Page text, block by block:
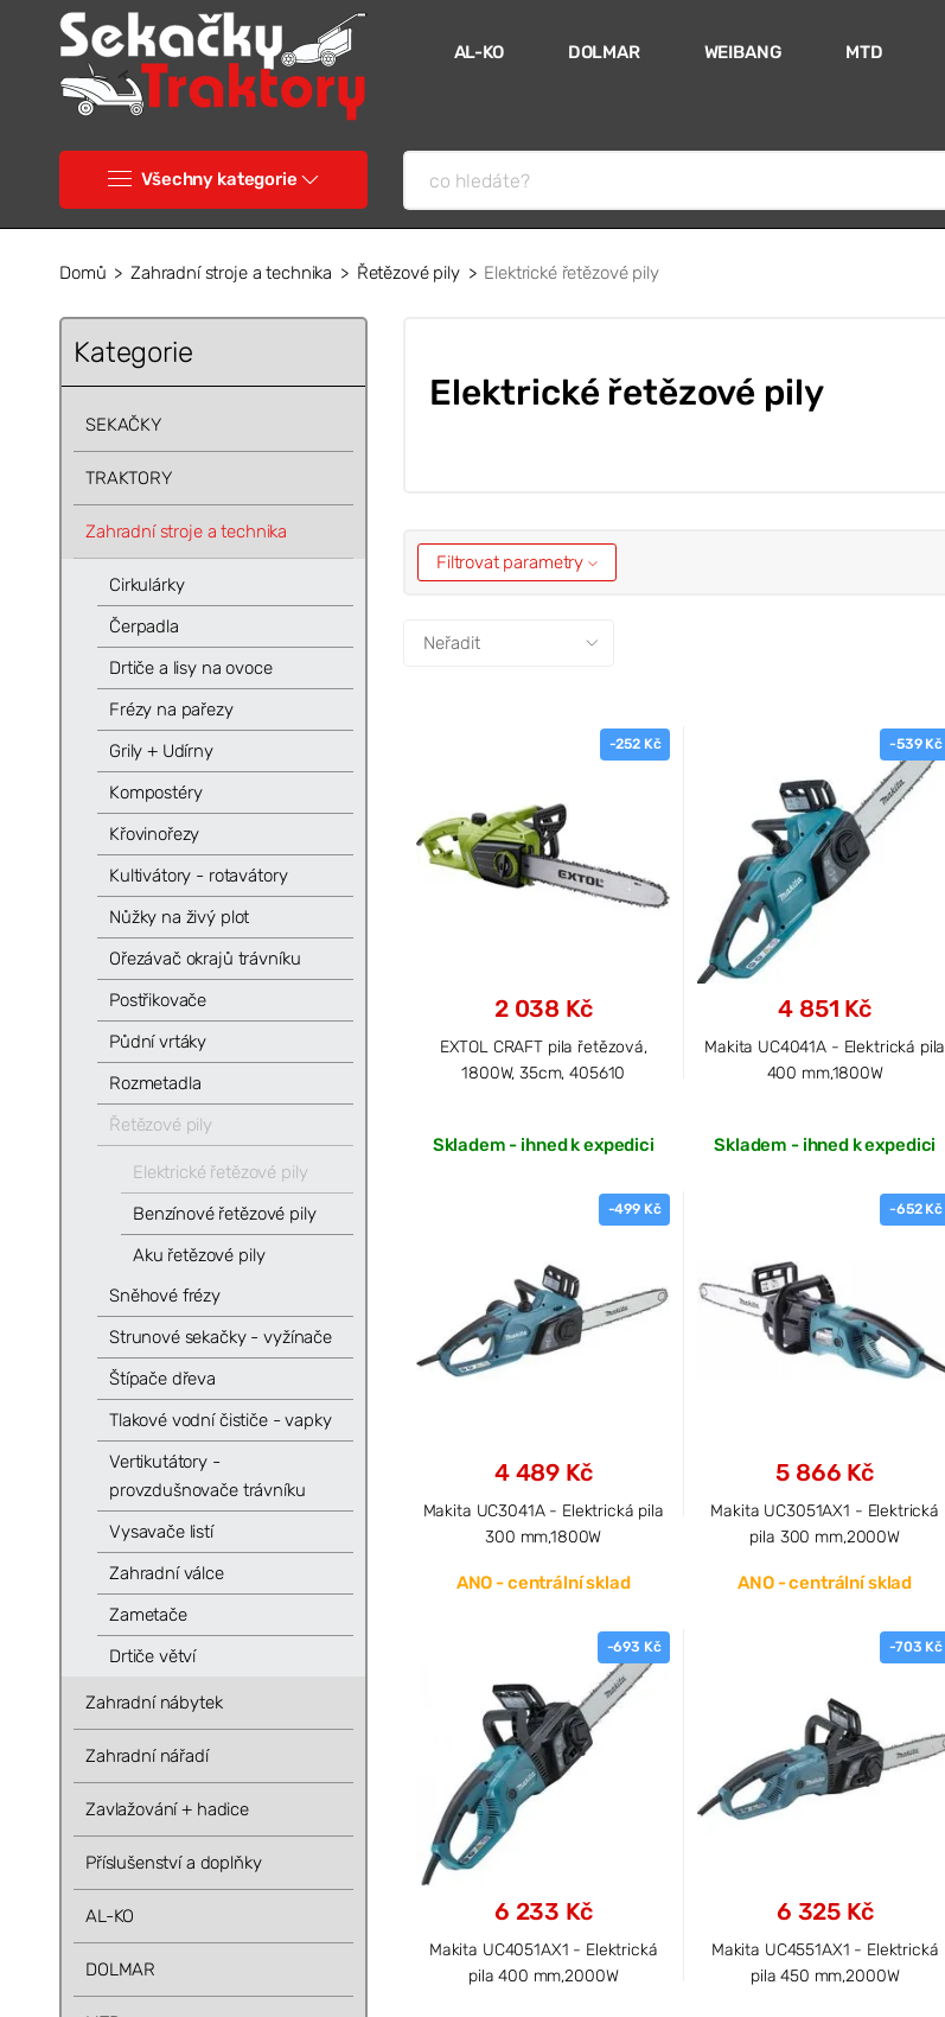
AL-KO DOLMAR WEIBANG MTD
Všechny kategorie
Domů Zahradní stroje a technika Řetězové pily Elektrické řetězové pily
Kategorie
SEKAČKY
TRAKTORY
Zahradní stroje a technika
Cirkulárky
Čerpadla
Drtiče a lisy na ovoce
Frézy na pařezy
Grily + Udírny
Kompostéry
Křovinořezy
Kultivátory - rotavátory
Nůžky na živý plot
Ořezávač okrajů trávníku
Postřikovače
Půdní vrtáky
Rozmetadla
Řetězové pily
Elektrické řetězové pily
Benzínové řetězové pily
Aku řetězové pily
Sněhové frézy
Strunové sekačky - vyžínače
Štípače dřeva
Tlakové vodní čističe - vapky
Vertikutátory -
provzdušnovače trávníku
Vysavače listí
Zahradní válce
Zametače
Drtiče větví
Zahradní nábytek
Zahradní nářadí
Zavlažování + hadice
Příslušenství a doplňky
AL-KO
DOLMAR
Elektrické řetězové pily
Filtrovat parametry
-252 Kč
2 038 Kč
EXTOL CRAFT pila řetězová,
1800W, 35cm, 405610
Skladem - ihned k expedici
-539 Kč
4 851 Kč
Makita UC4041A - Elektrická pila
400 mm,1800W
Skladem - ihned k expedici
-499 Kč
4 489 Kč
Makita UC3041A - Elektrická pila
300 mm,1800W
ANO - centrální sklad
-652 Kč
5 866 Kč
Makita UC3051AX1 - Elektrická
pila 300 mm,2000W
ANO - centrální sklad
-693 Kč
6 233 Kč
Makita UC4051AX1 - Elektrická
pila 400 mm,2000W
-703 Kč
6 325 Kč
Makita UC4551AX1 - Elektrická
pila 450 mm,2000W